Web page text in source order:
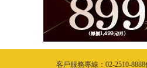
客戶服務專線：02-2510-